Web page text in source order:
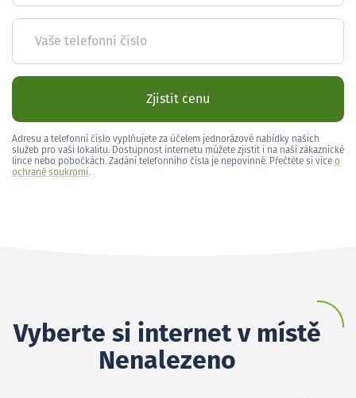
Vaše telefonní číslo
Zjistit cenu
Adresu a telefonní číslo vyplňujete za účelem jednorázové nabídky našich
služeb pro vaši lokalitu. Dostupnost internetu můžete zjistit i na naší zákaznické
lince nebo pobočkách. Zadání telefonního čísla je nepovinné. Přečtěte si více o
ochraně soukromí.
Vyberte si internet v místě
Nenalezeno